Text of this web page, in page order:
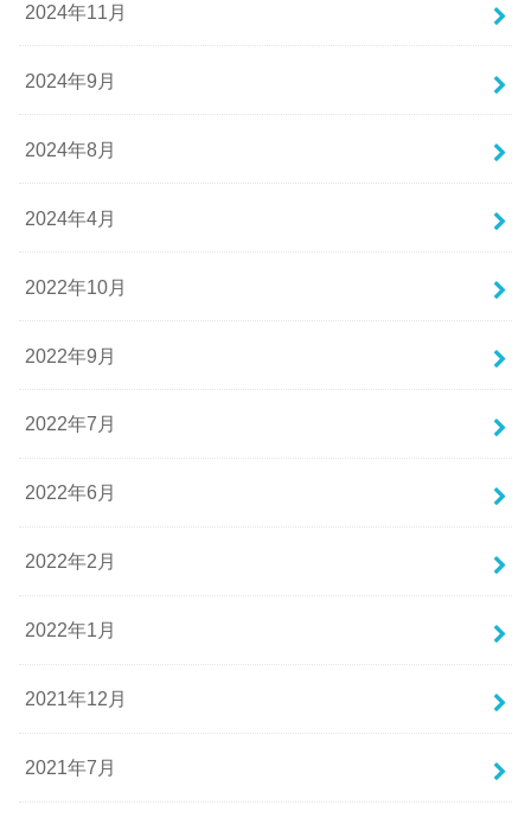
2024年11月
2024年9月
2024年8月
2024年4月
2022年10月
2022年9月
2022年7月
2022年6月
2022年2月
2022年1月
2021年12月
2021年7月